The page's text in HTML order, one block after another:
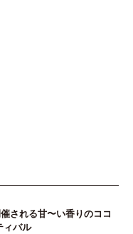
される甘〜い香りのココ
ィバル